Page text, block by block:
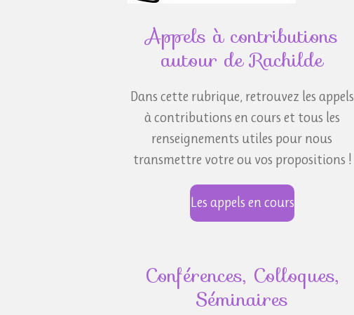
Appels à contributions
autour de Rachilde
Dans cette rubrique, retrouvez les appels
à contributions en cours et tous les
renseignements utiles pour nous
transmettre votre ou vos propositions !
Les appels en cours
Conférences, Colloques,
Séminaires